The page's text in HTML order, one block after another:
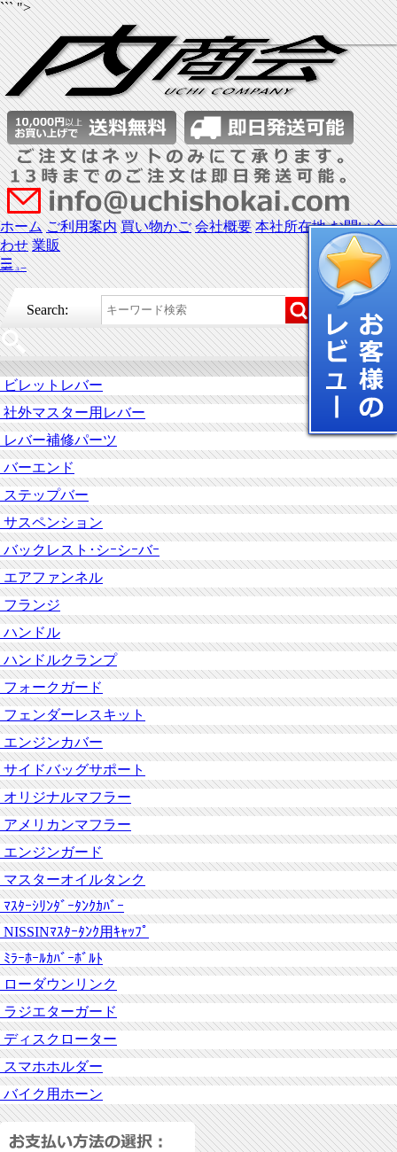
``` ">
ホーム ご利用案内 買い物かご 会社概要 本社所在地 お問い合
わせ 業販
☰
メニュー
Search:
ビレットレバー
社外マスター用レバー
レバー補修パーツ
バーエンド
ステップバー
サスペンション
バックレスト･シｰシｰバｰ
エアファンネル
フランジ
ハンドル
ハンドルクランプ
フォークガード
フェンダーレスキット
エンジンカバー
サイドバッグサポート
オリジナルマフラー
アメリカンマフラー
エンジンガード
マスターオイルタンク
ﾏｽﾀｰｼﾘﾝﾀﾞｰﾀﾝｸｶﾊﾞｰ
NISSINﾏｽﾀｰﾀﾝｸ用ｷｬｯﾌﾟ
ﾐﾗｰﾎｰﾙｶﾊﾞｰﾎﾞﾙﾄ
ローダウンリンク
ラジエターガード
ディスクローター
スマホホルダー
バイク用ホーン